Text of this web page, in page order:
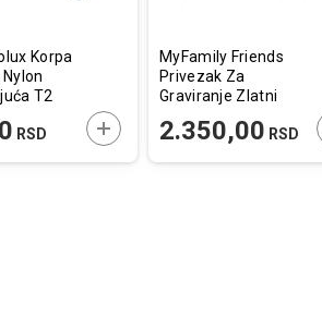
Korpa
T2
RSD DODAJTE U KORPU
MyFamily Friends
Privezak Za
Graviranje Zlatni
2.350,00 RSD